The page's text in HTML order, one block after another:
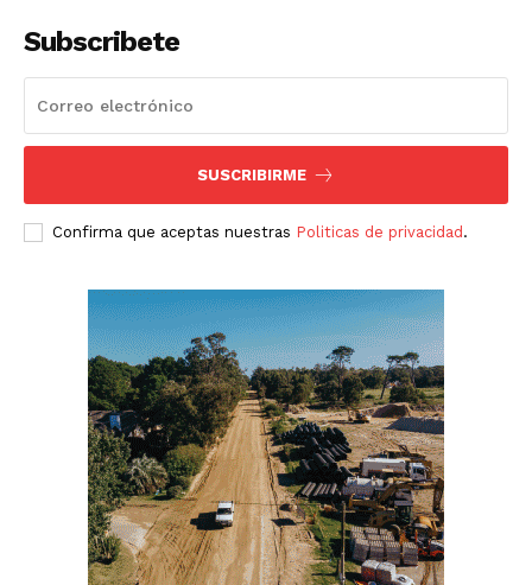
Subscribete
SUSCRIBIRME
Confirma que aceptas nuestras Politicas de privacidad.